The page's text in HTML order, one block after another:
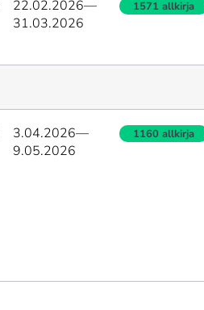
22.02.2026—
31.03.2026
1571 allkirja
3.04.2026—
9.05.2026
1160 allkirja